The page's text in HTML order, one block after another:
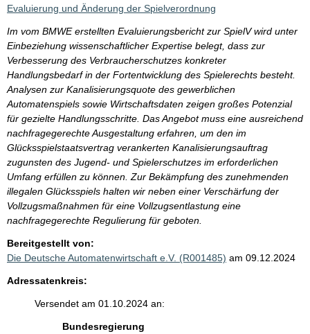
Evaluierung und Änderung der Spielverordnung
Im vom BMWE erstellten Evaluierungsbericht zur SpielV wird unter
Einbeziehung wissenschaftlicher Expertise belegt, dass zur
Verbesserung des Verbraucherschutzes konkreter
Handlungsbedarf in der Fortentwicklung des Spielerechts besteht.
Analysen zur Kanalisierungsquote des gewerblichen
Automatenspiels sowie Wirtschaftsdaten zeigen großes Potenzial
für gezielte Handlungsschritte. Das Angebot muss eine ausreichend
nachfragegerechte Ausgestaltung erfahren, um den im
Glücksspielstaatsvertrag verankerten Kanalisierungsauftrag
zugunsten des Jugend- und Spielerschutzes im erforderlichen
Umfang erfüllen zu können. Zur Bekämpfung des zunehmenden
illegalen Glücksspiels halten wir neben einer Verschärfung der
Vollzugsmaßnahmen für eine Vollzugsentlastung eine
nachfragegerechte Regulierung für geboten.
Bereitgestellt von:
Die Deutsche Automatenwirtschaft e.V. (R001485) am 09.12.2024
Adressatenkreis:
Versendet am 01.10.2024 an:
Bundesregierung